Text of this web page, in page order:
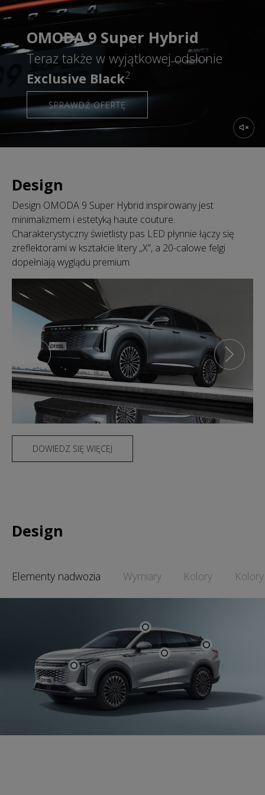
OMODA 9 Super Hybrid
Teraz także w wyjątkowej odsłonie
Exclusive Black2
SPRAWDŹ OFERTĘ
Design
Design OMODA 9 Super Hybrid inspirowany jest
minimalizmem i estetyką haute couture.
Charakterystyczny świetlisty pas LED płynnie łączy się
zreflektorami w kształcie litery „X”, a 20-calowe felgi
dopełniają wyglądu premium.
DOWIEDZ SIĘ WIĘCEJ
Design
Elementy nadwozia Wymiary Kolory